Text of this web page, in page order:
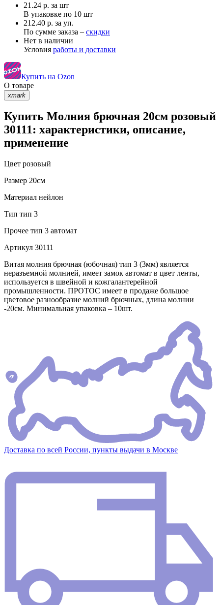
21.24 р. за шт
В упаковке по 10 шт
212.40 р. за уп.
По сумме заказа – скидки
Нет в наличии
Условия работы и доставки
Купить на Ozon
О товаре
xmark
Купить Молния брючная 20см розовый
30111: характеристики, описание,
применение
Цвет розовый
Размер 20см
Материал нейлон
Тип тип 3
Прочее тип 3 автомат
Артикул 30111
Витая молния брючная (юбочная) тип 3 (3мм) является
неразъемной молнией, имеет замок автомат в цвет ленты,
используется в швейной и кожгалантерейной
промышленности. ПРОТОС имеет в продаже большое
цветовое разнообразие молний брючных, длина молнии
-20см. Минимальная упаковка – 10шт.
Доставка по всей России, пункты выдачи в Москве